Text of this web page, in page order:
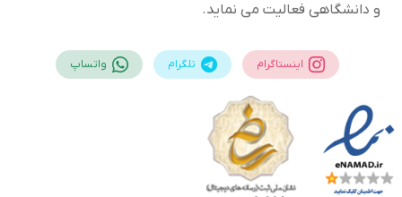
و دانشگاهی فعالیت می نماید.
اینستاگرام تلگرام واتساپ